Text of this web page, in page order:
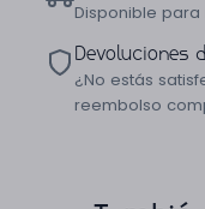
Disponible
Devoluciones
¿No estás
reembolso